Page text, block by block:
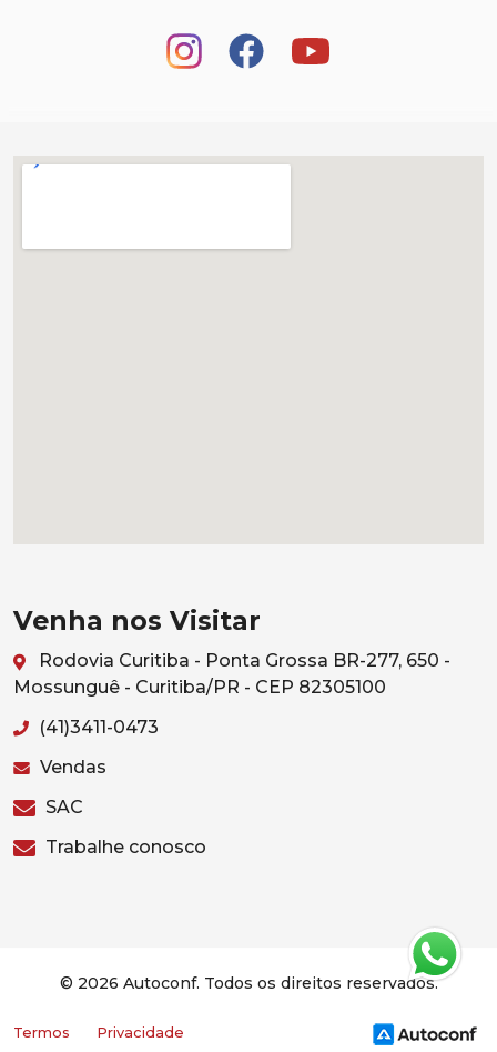
Venha nos Visitar
Rodovia Curitiba - Ponta Grossa BR-277, 650 -
Mossunguê - Curitiba/PR - CEP 82305100
(41)3411-0473
Vendas
SAC
Trabalhe conosco
© 2026 Autoconf. Todos os direitos reservados.
Termos Privacidade